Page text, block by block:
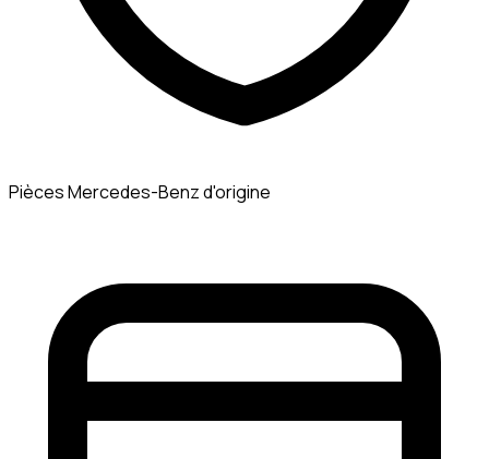
Pièces Mercedes-Benz d'origine